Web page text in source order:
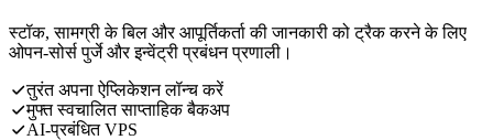
स्टॉक, सामग्री के बिल और आपूर्तिकर्ता की जानकारी को ट्रैक करने के लिए
ओपन-सोर्स पुर्जे और इन्वेंट्री प्रबंधन प्रणाली।
तुरंत अपना ऐप्लिकेशन लॉन्च करें
मुफ्त स्वचालित साप्ताहिक बैकअप
AI-प्रबंधित VPS